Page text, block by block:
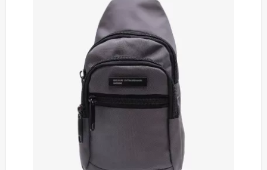
График платежей
Добавляйте товары
в корзину